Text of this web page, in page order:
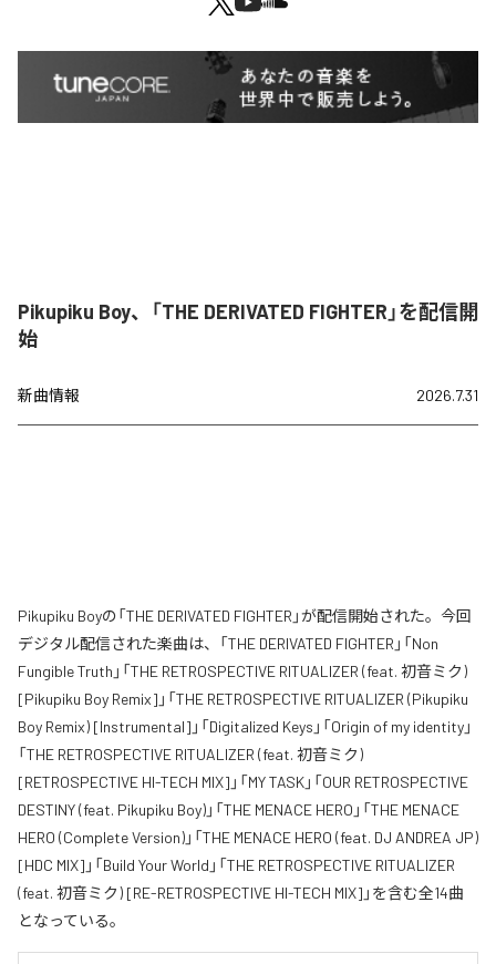
Pikupiku Boy、「THE DERIVATED FIGHTER」を配信開
始
新曲情報 2026.7.31
Pikupiku Boyの「THE DERIVATED FIGHTER」が配信開始された。今回
デジタル配信された楽曲は、「THE DERIVATED FIGHTER」「Non
Fungible Truth」「THE RETROSPECTIVE RITUALIZER (feat. 初音ミク)
[Pikupiku Boy Remix]」「THE RETROSPECTIVE RITUALIZER (Pikupiku
Boy Remix) [Instrumental]」「Digitalized Keys」「Origin of my identity」
「THE RETROSPECTIVE RITUALIZER (feat. 初音ミク)
[RETROSPECTIVE HI-TECH MIX]」「MY TASK」「OUR RETROSPECTIVE
DESTINY (feat. Pikupiku Boy)」「THE MENACE HERO」「THE MENACE
HERO (Complete Version)」「THE MENACE HERO (feat. DJ ANDREA JP)
[HDC MIX]」「Build Your World」「THE RETROSPECTIVE RITUALIZER
(feat. 初音ミク) [RE-RETROSPECTIVE HI-TECH MIX]」を含む全14曲
となっている。